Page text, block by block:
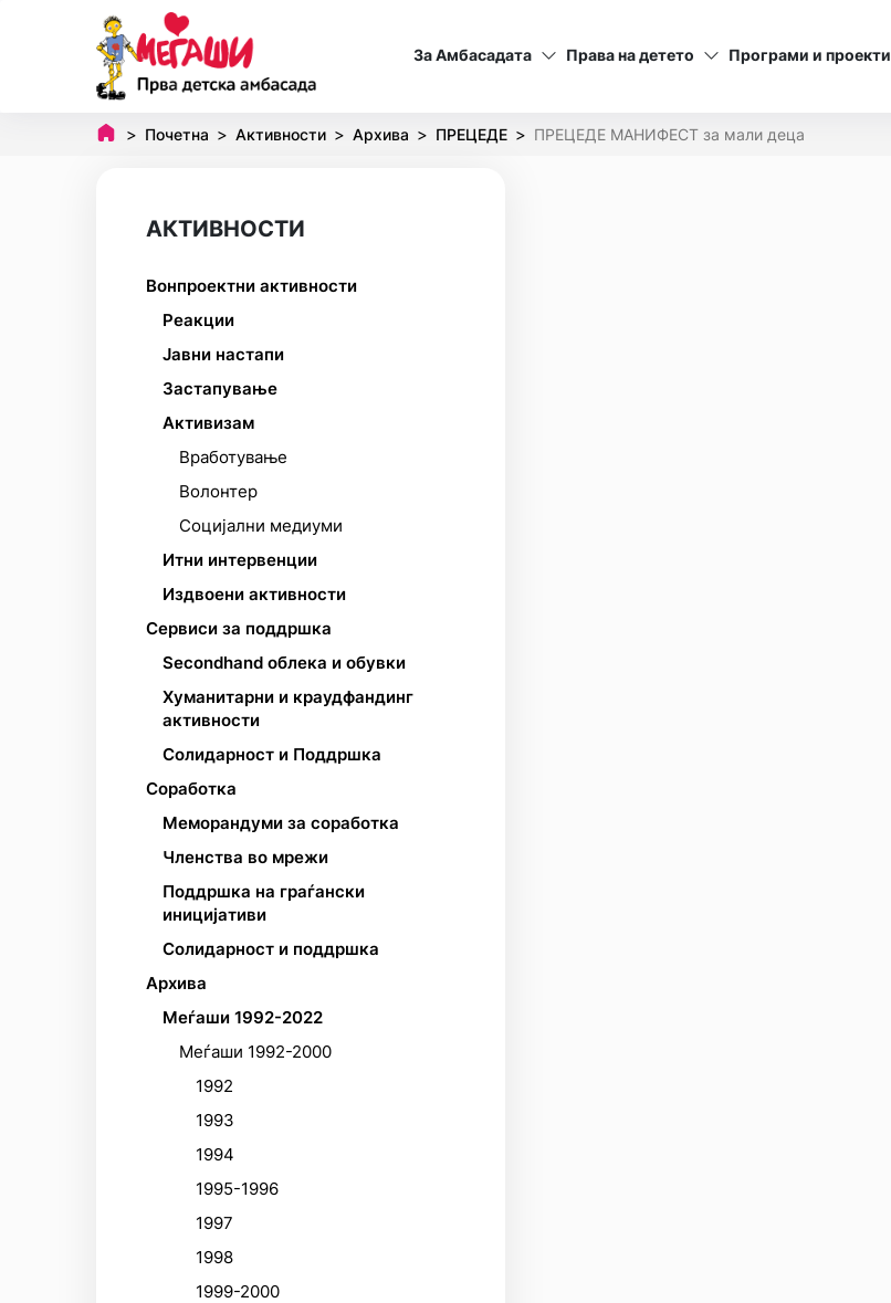
За Амбасадата Права на детето Програми и проекти
Почетна Активности Архива ПРЕЦЕДЕ ПРЕЦЕДЕ МАНИФЕСТ за мали деца
АКТИВНОСТИ
Вонпроектни активности
Реакции
Јавни настапи
Застапување
Активизам
Вработување
Волонтер
Социјални медиуми
Итни интервенции
Издвоени активности
Сервиси за поддршка
Secondhand облека и обувки
Хуманитарни и краудфандинг
активности
Солидарност и Поддршка
Соработка
Меморандуми за соработка
Членствa во мрежи
Поддршка на граѓански
иницијативи
Солидарност и поддршка
Архива
Меѓаши 1992-2022
Меѓаши 1992-2000
1992
1993
1994
1995-1996
1997
1998
1999-2000